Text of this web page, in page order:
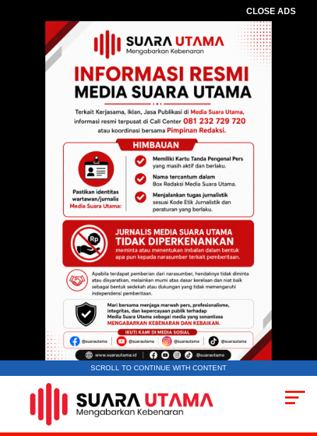
CLOSE ADS
SCROLL TO CONTINUE WITH CONTENT